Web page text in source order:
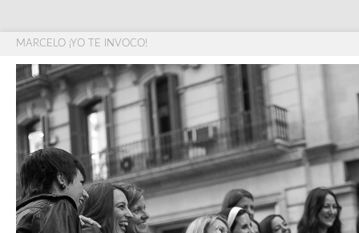
MARCELO ¡YO TE INVOCO!